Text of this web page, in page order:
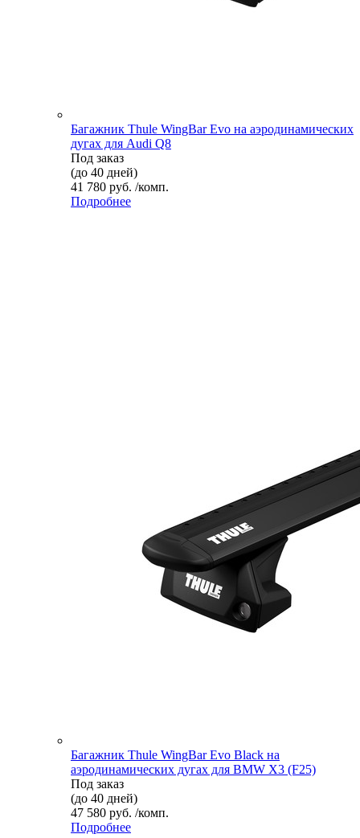
Багажник Thule WingBar Evo на аэродинамических
дугах для Audi Q8
Под заказ
(до 40 дней)
41 780 руб. /комп.
Подробнее
Багажник Thule WingBar Evo Black на
аэродинамических дугах для BMW X3 (F25)
Под заказ
(до 40 дней)
47 580 руб. /комп.
Подробнее